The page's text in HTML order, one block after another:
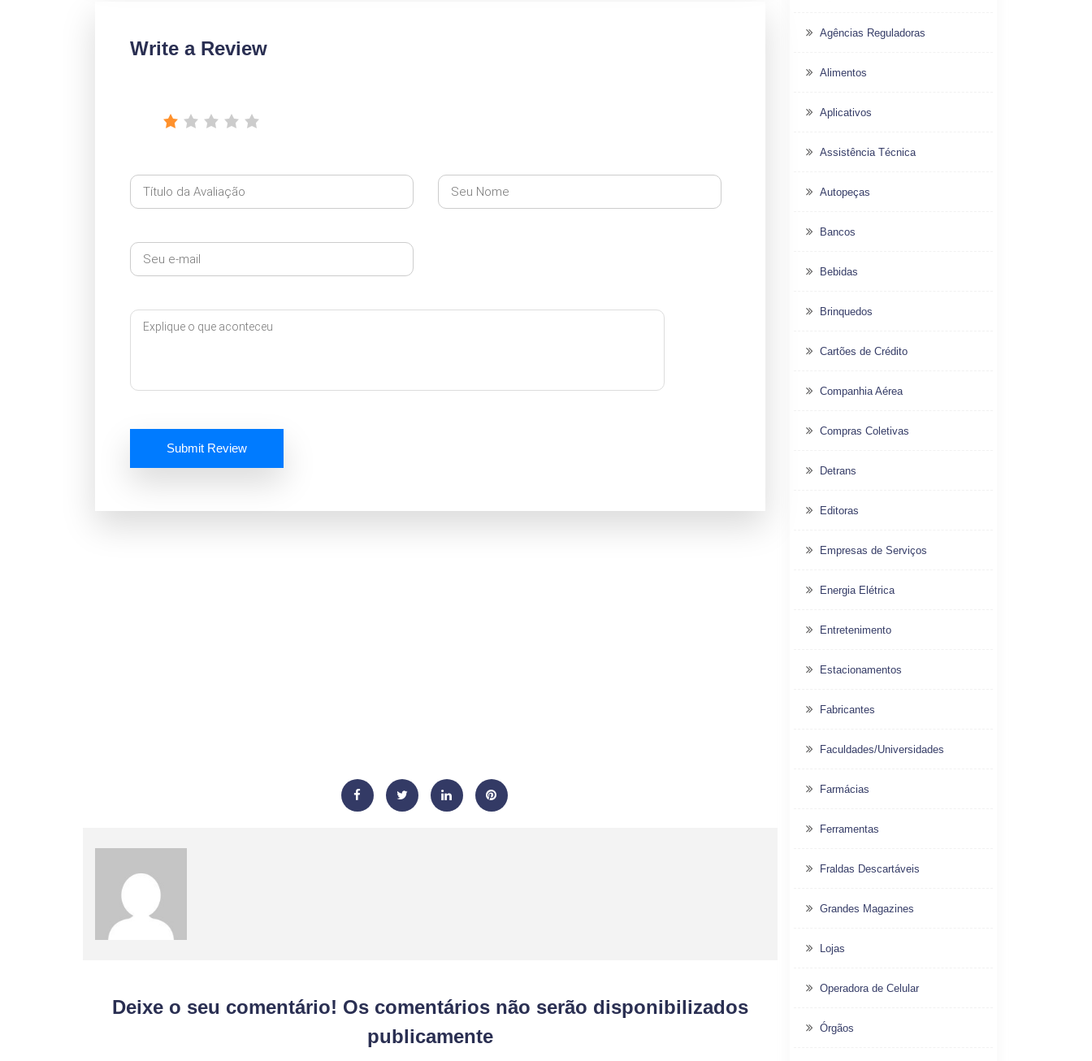
Write a Review
Submit Review
Deixe o seu comentário! Os comentários não serão disponibilizados
publicamente
Agências Reguladoras
Alimentos
Aplicativos
Assistência Técnica
Autopeças
Bancos
Bebidas
Brinquedos
Cartões de Crédito
Companhia Aérea
Compras Coletivas
Detrans
Editoras
Empresas de Serviços
Energia Elétrica
Entretenimento
Estacionamentos
Fabricantes
Faculdades/Universidades
Farmácias
Ferramentas
Fraldas Descartáveis
Grandes Magazines
Lojas
Operadora de Celular
Órgãos